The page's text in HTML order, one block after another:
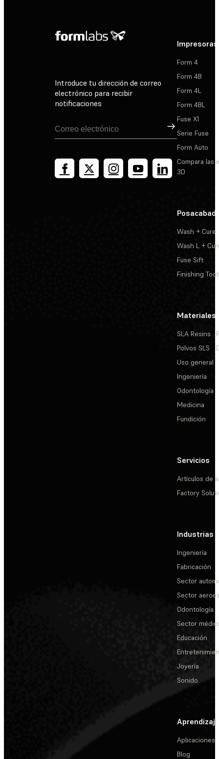
Introduce tu dirección de correo
electrónico para recibir
notificaciones
Suscribirse
Impresoras
Form 4
Form 4B
Form 4L
Form 4BL
Fuse X1
Serie Fuse
Form Auto
Compara las
3D
Wash + Cure
Wash L +
Fuse Sift
Finishing
Materiales
SLA Resins
Polvos SLS
Uso general
Ingeniería
Odontología
Medicina
Fundición
Servicios
Artículos de
Factory
Industrias
Ingeniería
Fabricación
Sector
Sector
Odontología
Sector
Educación
Joyería
Sonido
Aprendizaje
Aplicaciones
Blog